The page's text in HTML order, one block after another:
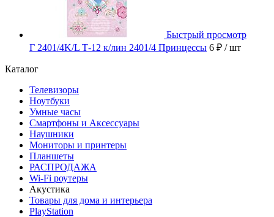
Быстрый просмотр
Г 2401/4K/L Т-12 к/лин 2401/4 Принцессы 6 ₽ / шт
Каталог
Телевизоры
Ноутбуки
Умные часы
Смартфоны и Аксессуары
Наушники
Мониторы и принтеры
Планшеты
РАСПРОДАЖА
Wi-Fi роутеры
Акустика
Товары для дома и интерьера
PlayStation